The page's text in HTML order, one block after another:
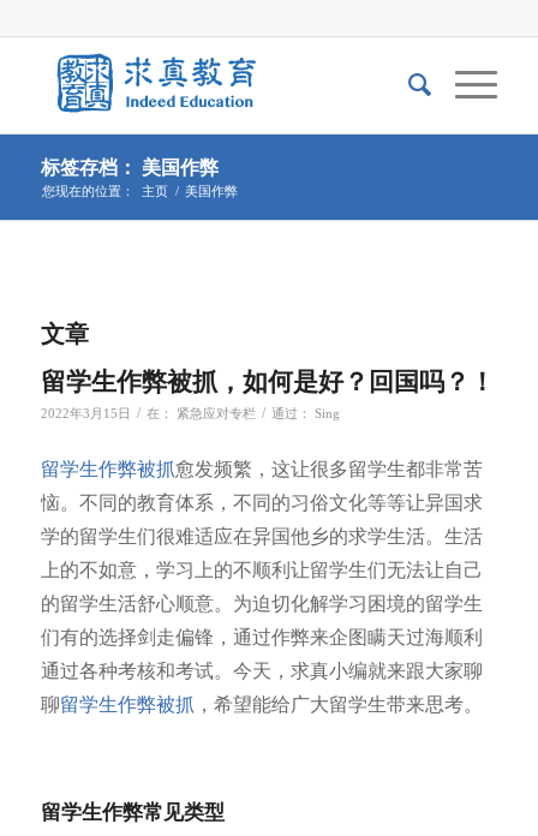
标签存档： 美国作弊
您现在的位置： 主页 / 美国作弊
文章
留学生作弊被抓，如何是好？回国吗？！
2022年3月15日 / 在： 紧急应对专栏 / 通过： Sing
留学生作弊被抓愈发频繁，这让很多留学生都非常苦
恼。不同的教育体系，不同的习俗文化等等让异国求
学的留学生们很难适应在异国他乡的求学生活。生活
上的不如意，学习上的不顺利让留学生们无法让自己
的留学生活舒心顺意。为迫切化解学习困境的留学生
们有的选择剑走偏锋，通过作弊来企图瞒天过海顺利
通过各种考核和考试。今天，求真小编就来跟大家聊
聊留学生作弊被抓 ，希望能给广大留学生带来思考。
留学生作弊常见类型